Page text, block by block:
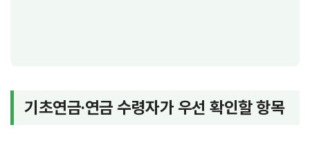
기초연금·연금 수령자가 우선 확인할 항목